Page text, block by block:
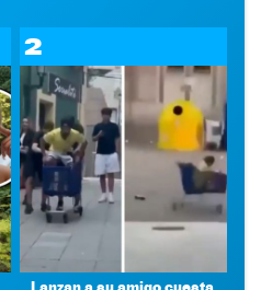
2
Lanzan a su amigo cuesta